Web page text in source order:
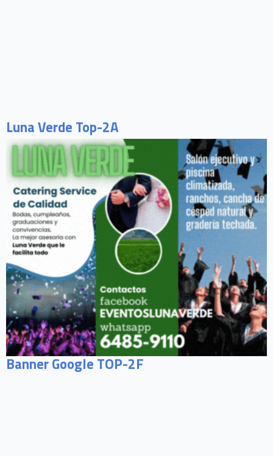
Luna Verde Top-2A
Banner Google TOP-2F